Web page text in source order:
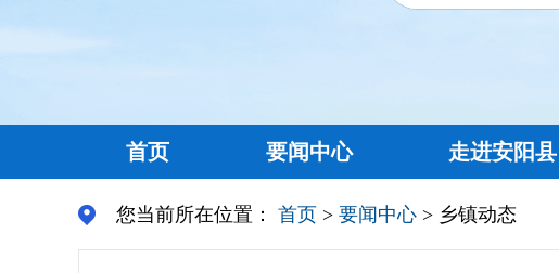
首页 要闻中心 走进安阳县
您当前所在位置： 首页 > 要闻中心 > 乡镇动态